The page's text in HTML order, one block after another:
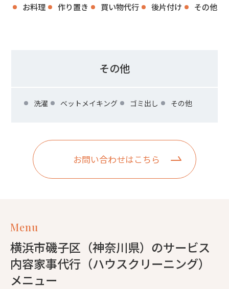
お料理 作り置き 買い物代行 後片付け その他
その他
洗濯 ベットメイキング ゴミ出し その他
お問い合わせはこちら
Menu
横浜市磯子区（神奈川県）のサービス
内容家事代行（ハウスクリーニング）
メニュー